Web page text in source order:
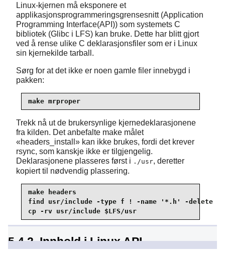
Linux-kjernen må eksponere et
applikasjonsprogrammeringsgrensesnitt (Application
Programming Interface(API)) som systemets C
bibliotek (Glibc i LFS) kan bruke. Dette har blitt gjort
ved å rense ulike C deklarasjonsfiler som er i Linux
sin kjernekilde tarball.
Sørg for at det ikke er noen gamle filer innebygd i
pakken:
make mrproper
Trekk nå ut de brukersynlige kjernedeklarasjonene
fra kilden. Det anbefalte make målet
«headers_install » kan ikke brukes, fordi det krever
rsync, som kanskje ikke er tilgjengelig.
Deklarasjonene plasseres først i ./usr, deretter
kopiert til nødvendig plassering.
make headers
cp -rv usr/include $LFS/usr
5.4.2. Innhold i Linux API
deklarasjoner